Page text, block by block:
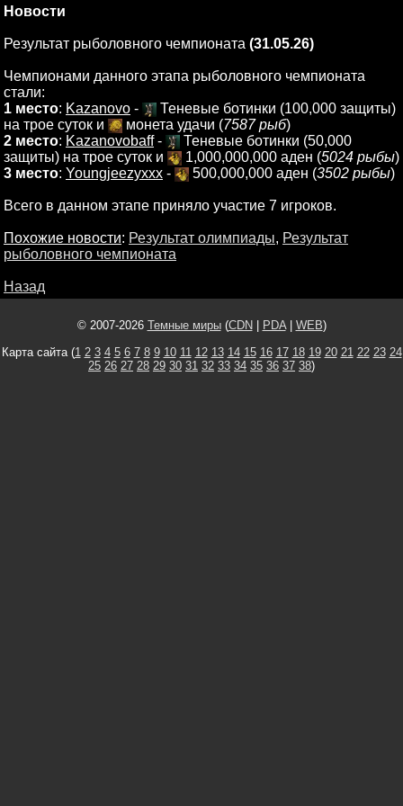
Новости
Результат рыболовного чемпионата (31.05.26)
Чемпионами данного этапа рыболовного чемпионата
стали:
1 место: Kazanovo -
Теневые ботинки (100,000 защиты)
на трое суток и
монета удачи (7587 рыб)
2 место: Kazanovobaff-
Теневые ботинки (50,000
защиты) на трое суток и
1,000,000,000 аден (5024 рыбы)
3 место: Youngjeezyxxx - 500,000,000 аден (3502 рыбы)
Всего в данном этапе приняло участие 7 игроков.
Похожие новости: Результат олимпиады, Результат
рыболовного чемпионата
Назад
© 2007-2026 Темные миры(CDN PDA| WEB)
Карта сайта (1 2 3 4 5 6 7 8 9 10 11 12 13 14 15 16 17 18 19 20 21 22 23 24
25 26 27 28 29 30 31 32 33 34 35 36 37 38)